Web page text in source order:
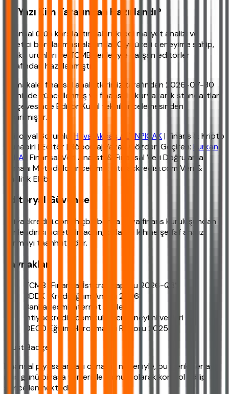
Bu Yazı Kim Tarafından Hazırlandı?
Finansal ürün karşılaştırmaları, kredi maliyet analizi ve
tüketici borçlanması alanında 10 yıl üzeri deneyime sahip,
banka ürünleri ve TCMB verileriyle çalışan editörler
tarafından hazırlanmıştır.
Bu makale, finansal analistlerimiz tarafından 2026-07-30
tarihinde güncellenmiş ve finansal okuryazarlık standartları
çerçevesinde Editör Kurul teknik incelemesinden
geçirilmiştir.
Editoryal Sorumlu:
Hava Akbaş ALTINPIÇAK| Finans & Kripto
Muhabiri | Editör | Röportaj Yazarı Gözden Geçiren: Furkan
YAKA | Finansal Veri Analisti & Finansal Veri Doğrulama
Uzmanı Metodoloji inceleme: ihtiyackredisi.com Veri &
Analitik Ekibi
Editoryal Güvence
ihtiyackredisi.com, hiçbir banka veya finans kuruluşundan
yönlendirici ücret almadan, kullanıcı lehine şeffaf analiz
sunmayı taahhüt eder.
Kaynaklar
TCMB “Finansal İstikrar Raporu 2026-Q3”
BDDK “Kredi Eğilim Anketi 2026”
Banka resmi internet siteleri
ihtiyackredisi.com kullanıcı deneyimi verileri
OECD Eğitim Harcamaları Raporu 2025
Trust Badge:
Finansal piyasalardaki oynaklık nedeniyle, bu içerik her ayın
ilk iş günü piyasa verileriyle manuel olarak kontrol edilip
güncellenmektedir.